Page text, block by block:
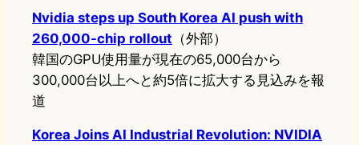
Nvidia steps up South Korea AI push with
260,000-chip rollout （外部）
韓国のGPU使用量が現在の65,000台から
300,000台以上へと約5倍に拡大する見込みを報
道
Korea Joins AI Industrial Revolution: NVIDIA